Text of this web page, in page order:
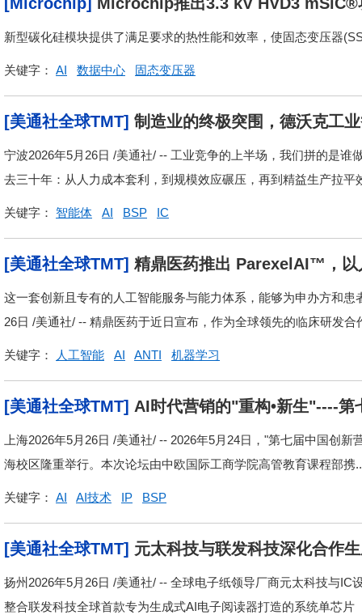
用
新型碳化硅模块提供了满足要求的热性能和效率，使固态变压器
关键字： AI 数据中心 固态变压器
[美通社全球TMT] 制造业的终极突围，德沃克工
宁波2026年5月26日 /美通社/ -- 工业竞争的上半场，我们拼的是
去三十年：从人力成本套利，到规模效应碾压，再到精益生产拉平
关键字： 智能体 AI BSP IC
[美通社全球TMT] 精鼎医药推出 ParexelAI™，以
这一套创新且专有的人工智能服务与能力体系，能够为申办方和
26日 /美通社/ -- 精鼎医药于近日宣布，作为全球领先的临床研发
关键字： 人工智能 AI ANTI 机器学习
[美通社全球TMT] AI时代营销的"重构•新生"----
上海2026年5月26日 /美通社/ -- 2026年5月24日，"第七届中国创
海校区隆重举行。本次论坛由中欧国际工商学院高管教育课程部携
关键字： AI AI技术 IP BSP
[美通社全球TMT] 元太科技与联发科技深化合作
体验 锁定彩色教育与阅读市场
扬州2026年5月26日 /美通社/ -- 全球电子纸领导厂商元太科技与
整合联发科技全球首款专为生成式AI电子阅读器打造的系统单芯片